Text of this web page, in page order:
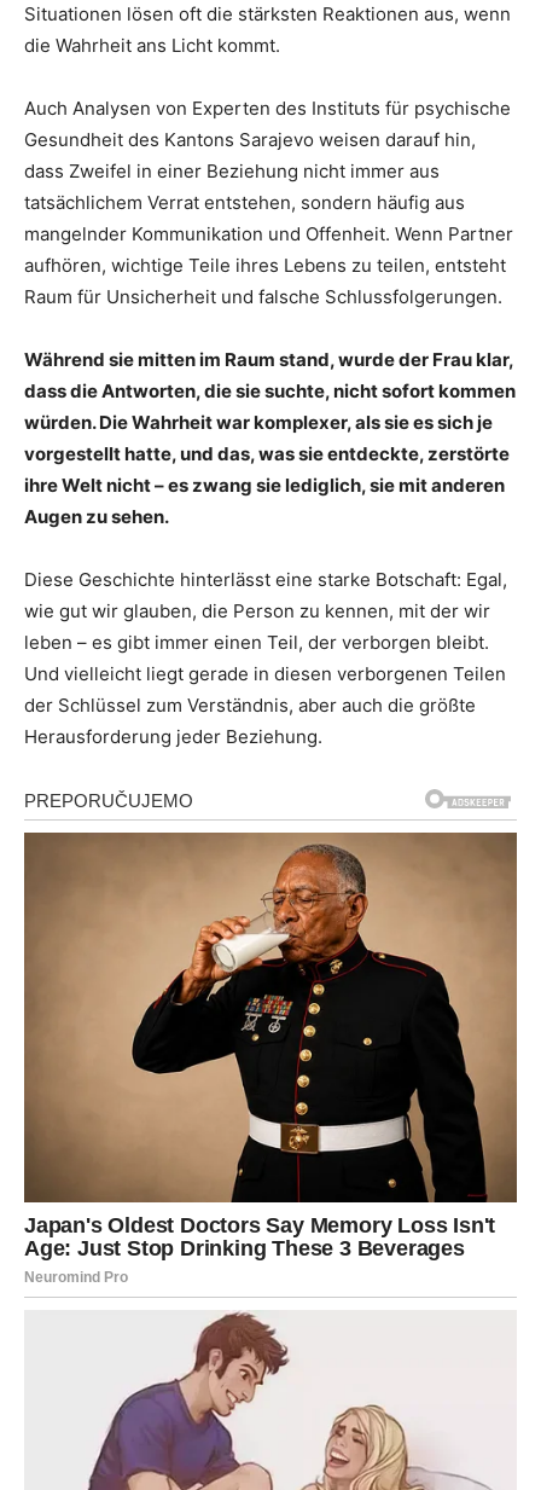
Situationen lösen oft die stärksten Reaktionen aus, wenn
die Wahrheit ans Licht kommt.
Auch Analysen von Experten des Instituts für psychische
Gesundheit des Kantons Sarajevo weisen darauf hin,
dass Zweifel in einer Beziehung nicht immer aus
tatsächlichem Verrat entstehen, sondern häufig aus
mangelnder Kommunikation und Offenheit. Wenn Partner
aufhören, wichtige Teile ihres Lebens zu teilen, entsteht
Raum für Unsicherheit und falsche Schlussfolgerungen.
Während sie mitten im Raum stand, wurde der Frau klar,
dass die Antworten, die sie suchte, nicht sofort kommen
würden. Die Wahrheit war komplexer, als sie es sich je
vorgestellt hatte, und das, was sie entdeckte, zerstörte
ihre Welt nicht – es zwang sie lediglich, sie mit anderen
Augen zu sehen.
Diese Geschichte hinterlässt eine starke Botschaft: Egal,
wie gut wir glauben, die Person zu kennen, mit der wir
leben – es gibt immer einen Teil, der verborgen bleibt.
Und vielleicht liegt gerade in diesen verborgenen Teilen
der Schlüssel zum Verständnis, aber auch die größte
Herausforderung jeder Beziehung.